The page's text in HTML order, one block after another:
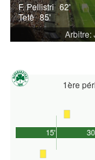
F. Pellistri 62'
Tetê 85'
Arbitre:
1ère
15'